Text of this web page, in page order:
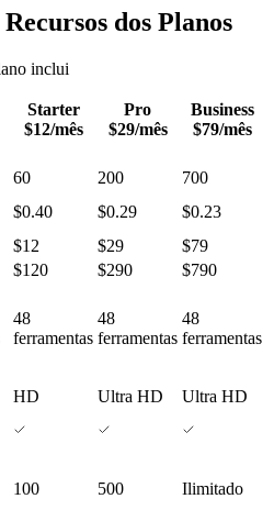
dos Planos
inclui
Starter
$12/mês
Pro
$29/mês
Business
$79/mês
60 200
700
$0.40 $0.29
$0.23
$12 $29
$79
$120 $290
$790
48
ferramentas
48
ferramentas
48
ferramentas
HD Ultra HD
Ultra HD
100 500
Ilimitado